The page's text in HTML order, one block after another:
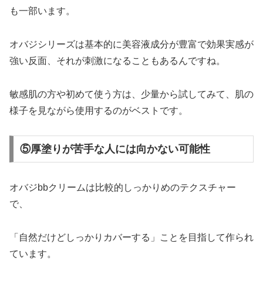
も一部います。
オバジシリーズは基本的に美容液成分が豊富で効果実感が
強い反面、それが刺激になることもあるんですね。
敏感肌の方や初めて使う方は、少量から試してみて、肌の
様子を見ながら使用するのがベストです。
⑤厚塗りが苦手な人には向かない可能性
オバジbbクリームは比較的しっかりめのテクスチャー
で、
「自然だけどしっかりカバーする」ことを目指して作られ
ています。